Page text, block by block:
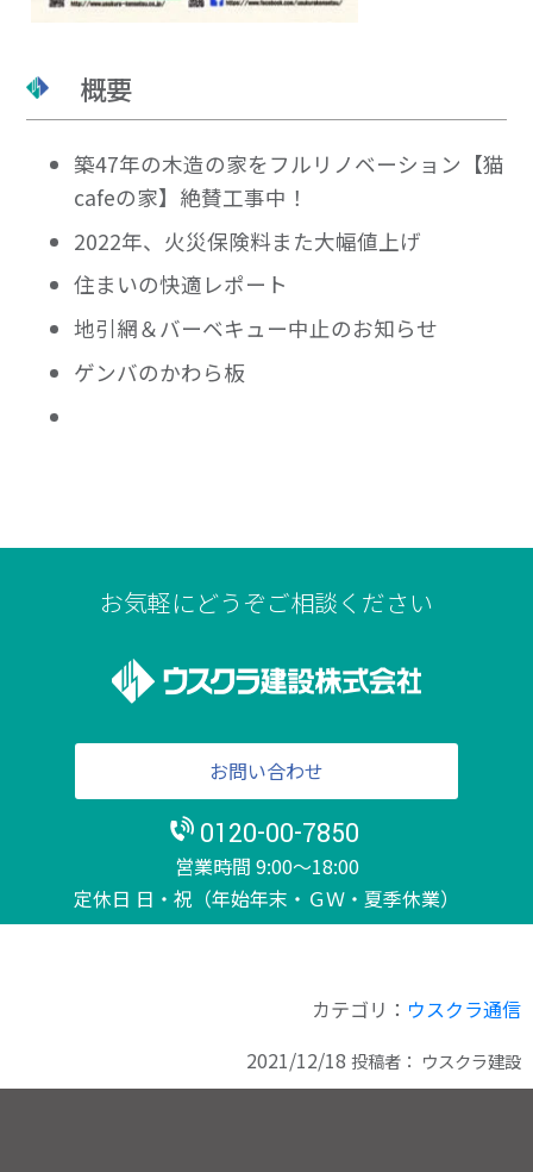
概要
築47年の木造の家をフルリノベーション【猫
cafeの家】絶賛工事中！
2022年、火災保険料また大幅値上げ
住まいの快適レポート
地引網＆バーベキュー中止のお知らせ
ゲンバのかわら板
お気軽にどうぞご相談ください
お問い合わせ
0120-00-7850
営業時間 9:00～18:00
定休日 日・祝（年始年末・ＧＷ・夏季休業）
カテゴリ： ウスクラ通信
2021/12/18 投稿者： ウスクラ建設